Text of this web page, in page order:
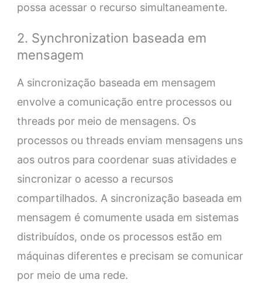
possa acessar o recurso simultaneamente.
2. Synchronization baseada em
mensagem
A sincronização baseada em mensagem
envolve a comunicação entre processos ou
threads por meio de mensagens. Os
processos ou threads enviam mensagens uns
aos outros para coordenar suas atividades e
sincronizar o acesso a recursos
compartilhados. A sincronização baseada em
mensagem é comumente usada em sistemas
distribuídos, onde os processos estão em
máquinas diferentes e precisam se comunicar
por meio de uma rede.